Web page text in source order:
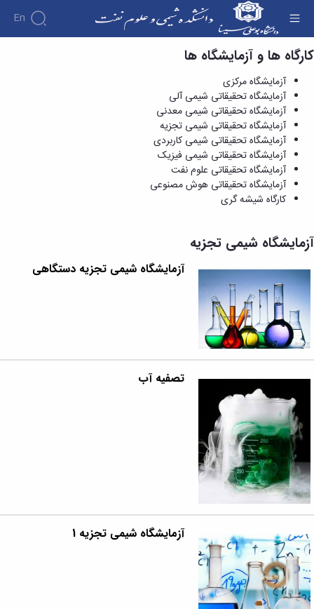
En
آزمایشگاه تحقیقاتی شیمی تجزیه - دانشکده
شیمی و علوم نفت
کارگاه ها و آزمایشگاه ها
آزمایشگاه مرکزی
آزمایشگاه تحقیقاتی شیمی آلی
آزمایشگاه تحقیقاتی شیمی معدنی
آزمایشگاه تحقیقاتی شیمی تجزیه
آزمایشگاه تحقیقاتی شیمی کاربردی
آزمایشگاه تحقیقاتی شیمی فیزیک
آزمایشگاه تحقیقاتی علوم نفت
آزمایشگاه تحقیقاتی هوش مصنوعی
کارگاه شیشه گری
آزمایشگاه شیمی تجزیه
آزمایشگاه شیمی تجزیه دستگاهی
تصفیه آب
آزمایشگاه شیمی تجزیه 1